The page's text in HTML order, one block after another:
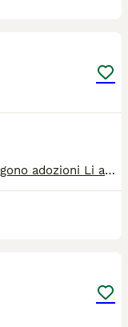
Cuccioli dai due mesi, abbandonati a morire. Urgono adozioni Li affidiamo sverminati vaccinati e microchippati Per adozioni *34*057!83896! Future taglie MEDIE sui 25 kg da adulti circa. Arrivo in staffetta a padova!